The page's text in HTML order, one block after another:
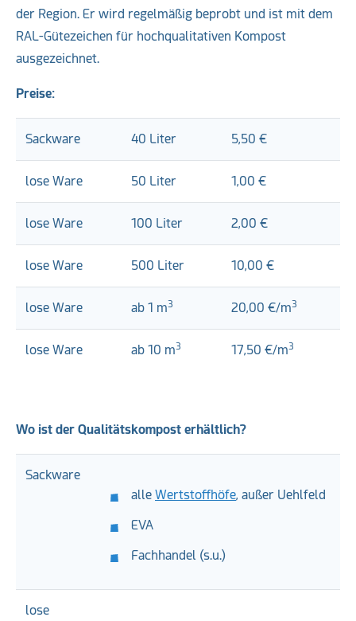
der Region. Er wird regelmäßig beprobt und ist mit dem
RAL-Gütezeichen für hochqualitativen Kompost
ausgezeichnet.
Preise:
Sackware 40 Liter 5,50 €
lose Ware 50 Liter 1,00 €
lose Ware 100 Liter 2,00 €
lose Ware 500 Liter 10,00 €
lose Ware ab 1 m3 20,00 €/m3
lose Ware ab 10 m3 17,50 €/m3
Wo ist der Qualitätskompost erhältlich?
Sackware
alle Wertstoffhöfe, außer Uehlfeld
EVA
Fachhandel (s.u.)
lose